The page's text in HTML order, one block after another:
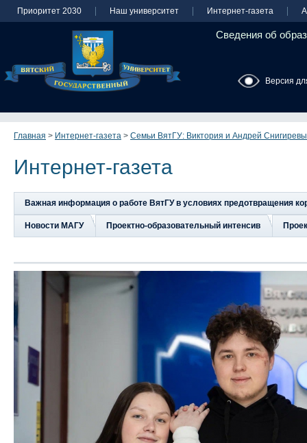
Приоритет 2030 Наш университет Интернет-газета
Сведения об
Версия
Главная > Интернет-газета > Семьи ВятГУ: Виктория и Андрей Снигиревы
Интернет-газета
Важная информация о работе ВятГУ в условиях предотвращения
Новости МАГУ Проектно-образовательный интенсив